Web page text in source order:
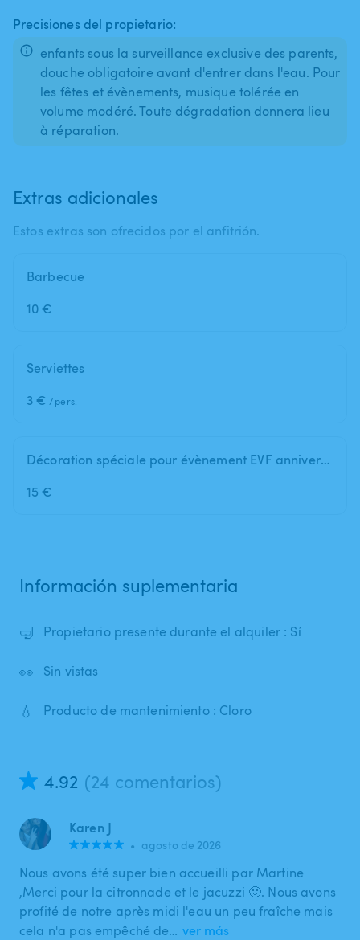
Precisiones del propietario:
enfants sous la surveillance exclusive des parents,
douche obligatoire avant d'entrer dans l'eau. Pour
les fêtes et évènements, musique tolérée en
volume modéré. Toute dégradation donnera lieu
à réparation.
Extras adicionales
Estos extras son ofrecidos por el anfitrión.
Barbecue
10 €
Serviettes
3 € /pers.
Décoration spéciale pour évènement EVF anniversaire
15 €
Información suplementaria
🤿 Propietario presente durante el alquiler : Sí
👀 Sin vistas
💧 Producto de mantenimiento : Cloro
4.92 (24 comentarios)
Karen J
• agosto de 2026
Nous avons été super bien accueilli par Martine
,Merci pour la citronnade et le jacuzzi 🙂. Nous avons
profité de notre après midi l'eau un peu fraîche mais
cela n'a pas empêché de… ver más